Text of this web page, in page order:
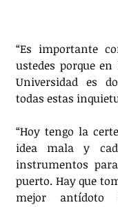
“Es importante
ustedes porque
Universidad es
todas estas
“Hoy tengo la
idea mala y
instrumentos
puerto. Hay que
mejor